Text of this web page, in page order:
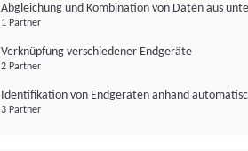
Abgleichung und Kombination von Daten aus
1 Partner
Verknüpfung verschiedener Endgeräte
2 Partner
Identifikation von Endgeräten anhand
3 Partner